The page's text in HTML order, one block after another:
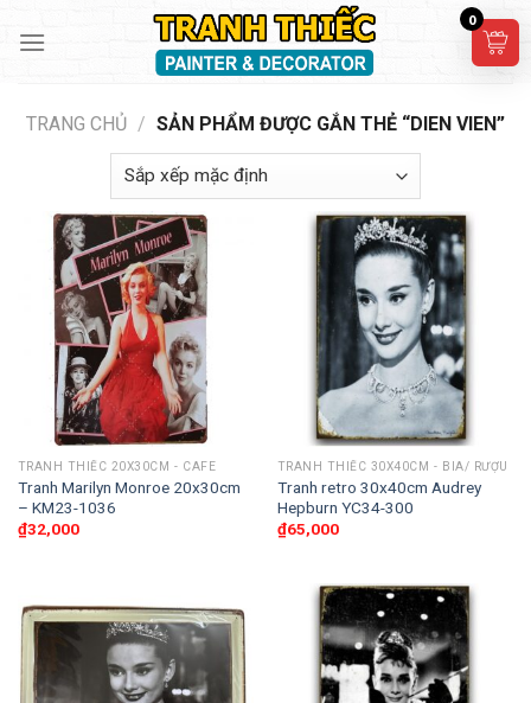
TRANG CHỦ / SẢN PHẨM ĐƯỢC GẮN THẺ “DIEN VIEN”
TRANH THIẾC 20X30CM - CAFE
Tranh Marilyn Monroe 20x30cm
– KM23-1036
₫32,000
TRANH THIẾC 30X40CM - BIA/ RƯỢU
Tranh retro 30x40cm Audrey
Hepburn YC34-300
₫65,000
0